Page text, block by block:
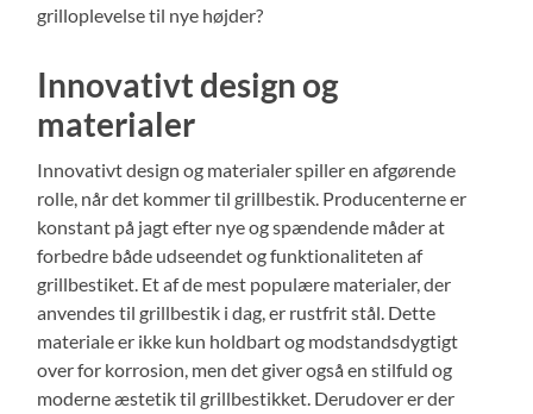
grilloplevelse til nye højder?
Innovativt design og
materialer
Innovativt design og materialer spiller en afgørende
rolle, når det kommer til grillbestik. Producenterne er
konstant på jagt efter nye og spændende måder at
forbedre både udseendet og funktionaliteten af
grillbestiket. Et af de mest populære materialer, der
anvendes til grillbestik i dag, er rustfrit stål. Dette
materiale er ikke kun holdbart og modstandsdygtigt
over for korrosion, men det giver også en stilfuld og
moderne æstetik til grillbestikket. Derudover er der